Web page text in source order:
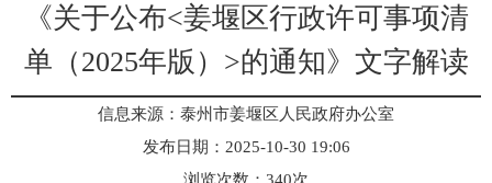
《关于公布<姜堰区行政许可事项清
单（2025年版）>的通知》文字解读
信息来源：泰州市姜堰区人民政府办公室
发布日期：2025-10-30 19:06